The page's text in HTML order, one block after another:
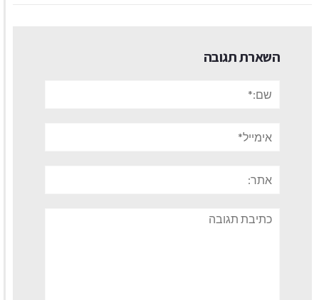
השארת תגובה
תגובה